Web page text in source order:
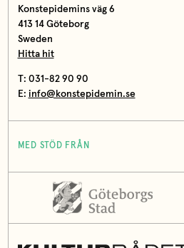
Konstepidemins väg 6
413 14 Göteborg
Sweden
Hitta hit
T: 031-82 90 90
E: info@konstepidemin.se
MED STÖD FRÅN